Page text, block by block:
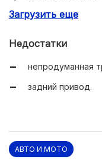
высокая посадка.
Загрузить еще
Недостатки
непродуманная
задний привод.
АВТО И МОТО